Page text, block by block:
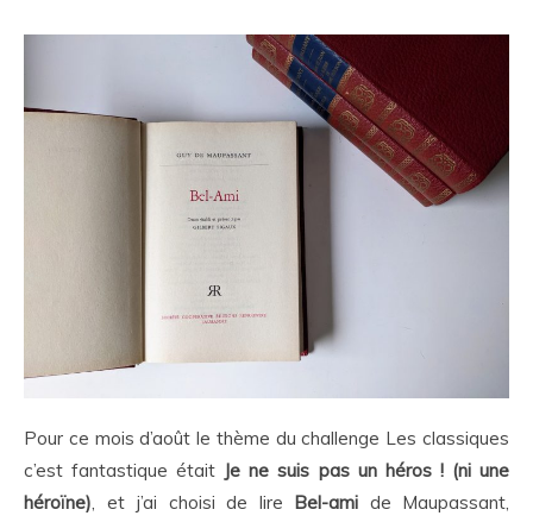
Pour ce mois d’août le thème du challenge Les classiques
c’est fantastique était Je ne suis pas un héros ! (ni une
héroïne), et j’ai choisi de lire Bel-ami de Maupassant,